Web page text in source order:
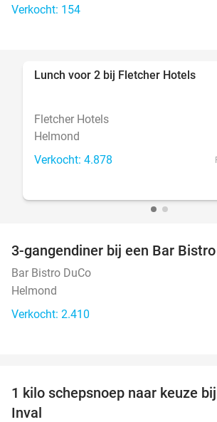
Verkocht: 154
Lunch voor 2 bij Fletcher Hotels
Fletcher Hotels
Helmond
Verkocht: 4.878
3-gangendiner bij een Bar
Bar Bistro DuCo
Helmond
Verkocht: 2.410
1 kilo schepsnoep naar keuze
Inval